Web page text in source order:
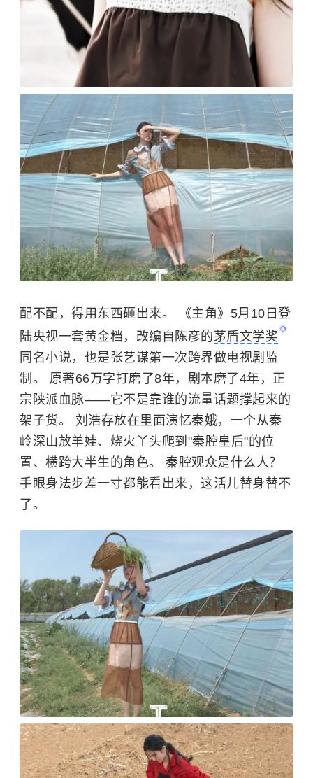
配不配，得用东西砸出来。 《主角》5月10日登
陆央视一套黄金档，改编自陈彦的茅盾文学奖
同名小说，也是张艺谋第一次跨界做电视剧监
制。 原著66万字打磨了8年，剧本磨了4年，正
宗陕派血脉——它不是靠谁的流量话题撑起来的
架子货。 刘浩存放在里面演忆秦娥，一个从秦
岭深山放羊娃、烧火丫头爬到"秦腔皇后"的位
置、横跨大半生的角色。 秦腔观众是什么人？
手眼身法步差一寸都能看出来，这活儿替身替不
了。